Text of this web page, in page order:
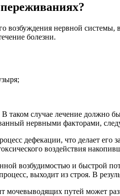
возбуждения нервной
болезни.
случае лечение должно
нервными факторами,
дефекации, что делает
воздействия
возбудимостью и быстрой
выходит из строя. В
путей может